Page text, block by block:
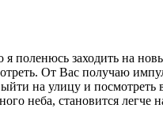
заходить на
От Вас получаю
на улицу и посмотреть
неба, становится легче